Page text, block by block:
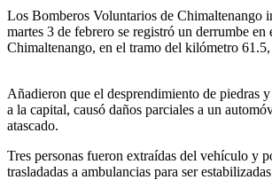
Los Bomberos Voluntarios de Chimaltenango
martes 3 de febrero se registró un derrumbe
Chimaltenango, en el tramo del kilómetro
Añadieron que el desprendimiento de piedras
a la capital, causó daños parciales a un
atascado.
Tres personas fueron extraídas del vehículo y
trasladadas a ambulancias para ser